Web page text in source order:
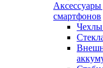
Аксессуары
смартфонов